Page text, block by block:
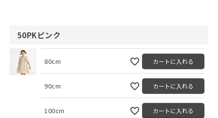
50PKピンク
80cm カートに入れる
90cm カートに入れる
100cm カートに入れる